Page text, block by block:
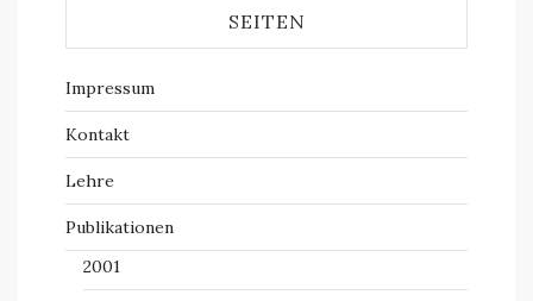
SEITEN
Impressum
Kontakt
Lehre
Publikationen
2001